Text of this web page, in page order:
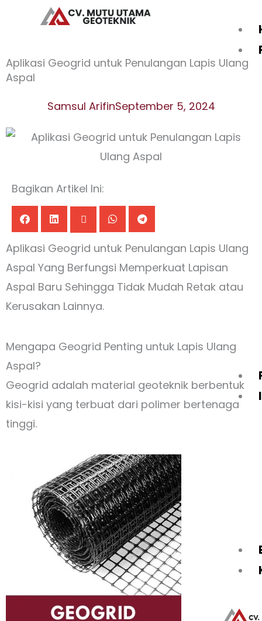
Aplikasi Geogrid untuk Penulangan Lapis Ulang
Aspal
Samsul ArifinSeptember 5, 2024
Bagikan Artikel Ini:
Aplikasi Geogrid untuk Penulangan Lapis Ulang
Aspal Yang Berfungsi Memperkuat Lapisan
Aspal Baru Sehingga Tidak Mudah Retak atau
Kerusakan Lainnya.
Mengapa Geogrid Penting untuk Lapis Ulang
Aspal?
Geogrid adalah material geoteknik berbentuk
kisi-kisi yang terbuat dari polimer bertenaga
tinggi.